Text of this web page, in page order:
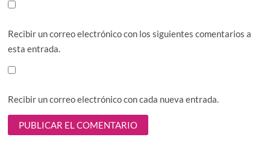
Recibir un correo electrónico con los siguientes comentarios a
esta entrada.
Recibir un correo electrónico con cada nueva entrada.